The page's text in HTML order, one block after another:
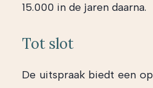
15.000 in de jaren daarna.
Tot slot
De uitspraak biedt een